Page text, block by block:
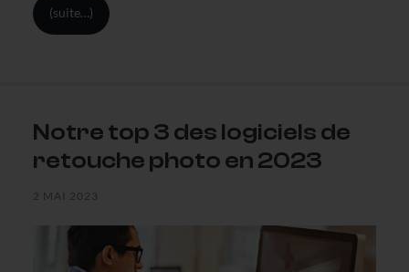
(suite…)
Notre top 3 des logiciels de
retouche photo en 2023
2 MAI 2023